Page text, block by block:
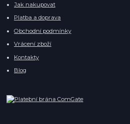
Jak nakupovat
Platba a doprava
Obchodní podmínky
Vrácení zboží
Kontakty
Blog